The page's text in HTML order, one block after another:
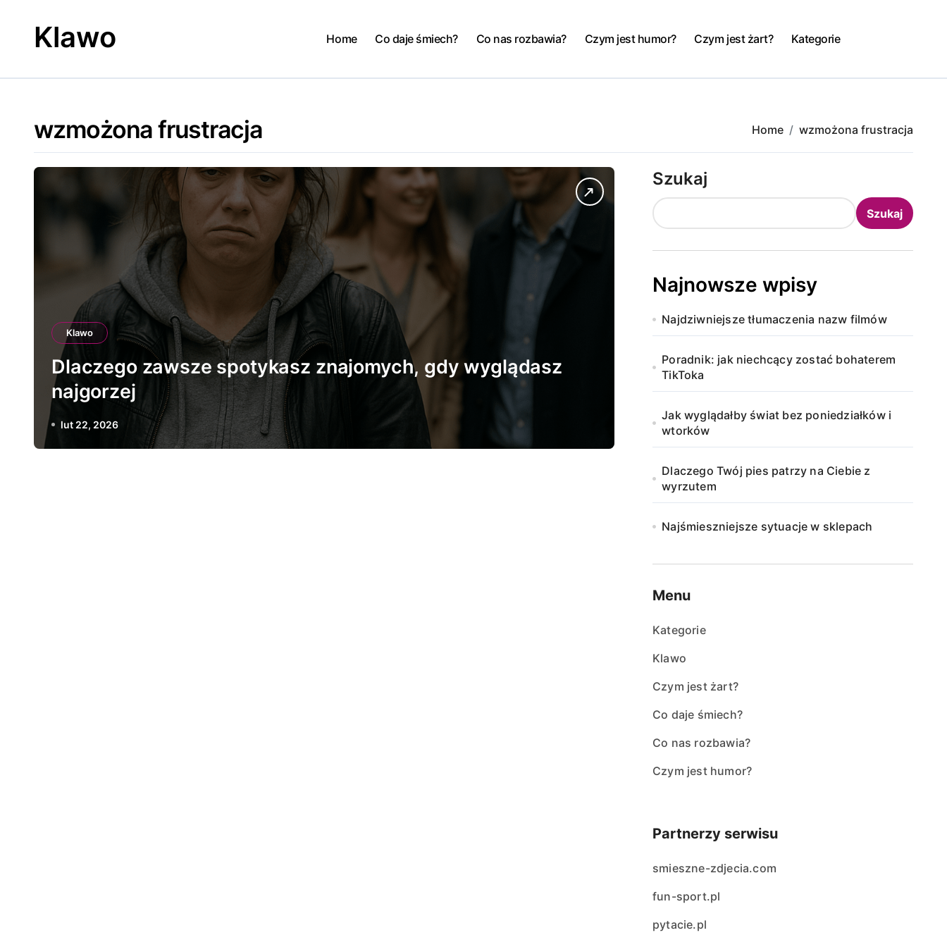
contentKlawo Home Co daje śmiech? Co nas rozbawia? Czym jest humor? Czym jest żart? Kategorie
wzmożona frustracja Home wzmożona frustracja
Klawo
Dlaczego zawsze spotykasz znajomych, gdy wyglądasz
najgorzej
lut 22, 2026
Szukaj
Szukaj
Najnowsze wpisy
Najdziwniejsze tłumaczenia nazw filmów
Poradnik: jak niechcący zostać bohaterem
TikToka
Jak wyglądałby świat bez poniedziałków i
wtorków
Dlaczego Twój pies patrzy na Ciebie z
wyrzutem
Najśmieszniejsze sytuacje w sklepach
Menu
Kategorie
Klawo
Czym jest żart?
Co daje śmiech?
Co nas rozbawia?
Czym jest humor?
Partnerzy serwisu
smieszne-zdjecia.com
fun-sport.pl
pytacie.pl